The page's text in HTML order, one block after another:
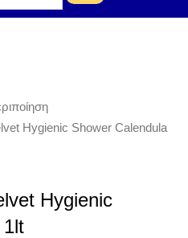
Hygienic Shower Calendula
Hygienic
1lt